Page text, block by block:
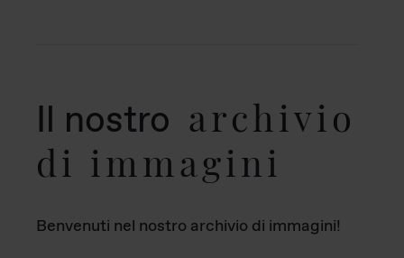
Il nostro archivio
di immagini
Benvenuti nel nostro archivio di immagini!